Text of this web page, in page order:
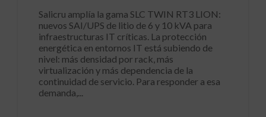
Salicru amplía la gama SLC TWIN RT3 LION:
nuevos SAI/UPS de litio de 6 y 10 kVA para
infraestructuras IT críticas. La protección
energética en entornos IT está subiendo de
nivel: más densidad por rack, más
virtualización y más dependencia de la
continuidad de servicio. Para responder a esa
demanda,...